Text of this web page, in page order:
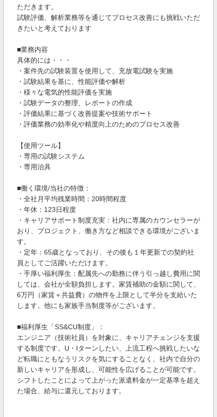
ただきます。
試験評価、解析業務等を通じてプロセス改善にも挑戦いただ
きたいと考えております
■業務内容
具体的には・・・
・案件先の試験装置を使用して、充放電試験を実施
・試験結果を基に、性能評価や解析
・様々な電気的性能評価を実施
・試験データの整理、レポートの作成
・評価結果に基づく改善提案や技術サポート
・評価業務の効率化や精度向上のためのプロセス改善
【使用ツール】
・専用の試験システム
・専用治具
■働く環境/当社の特徴：
・全社月平均残業時間：20時間程度
・年休：123日程度
・キャリアサポート制度充実：社内に専属のカウンセラーが
おり、プロジェクト、働き方など相談できる環境がございま
す。
・定年：65歳となっており、その後も１年更新での契約社
員としてご活躍いただけます。
・手厚い福利厚生：配属先への勤務に伴う引っ越し費用に関
しては、会社が全額負担します。家賃補助の金額に関して、
6万円（家賃＋共益費）の物件を上限として半分を支給いた
します。他にも家族手当制度等がございます。
■福利厚生「SS&CU制度」：
エンジニア（技術社員）を対象に、キャリアチェンジを支援
する制度です。U・Iターンしたい、上流工程へ挑戦したいな
ど転職にともなうリスクを気にすることなく、社内で自分の
新しいキャリアを形成し、可能性を広げることが可能です。
シフトしたことによって上がった派遣料金が一定基準を超え
た場合、給与に還元しております。